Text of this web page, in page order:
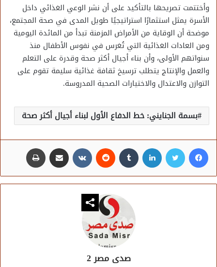
وأختتمت تصريحها بالتأكيد على أن نشر الوعي الغذائي داخل
الأسرة يمثل استثمارًا استراتيجيًا طويل المدى في صحة المجتمع،
موضحة أن الوقاية من الأمراض المزمنة تبدأ من المائدة اليومية
ومن العادات الغذائية التي تُغرس في نفوس الأطفال منذ
سنواتهم الأولى، وأن بناء أجيال أكثر صحة وقدرة على التعلم
والعمل والإنتاج يتطلب ترسيخ ثقافة غذائية سليمة تقوم على
التوازن والاعتدال والاختيارات الصحية المدروسة.
بسمة الجنايني: خط الدفاع الأول لبناء أجيال أكثر صحة
فيسبوك تويتر لينكدإن مشاركة عبر البريد
صدى مصر 2